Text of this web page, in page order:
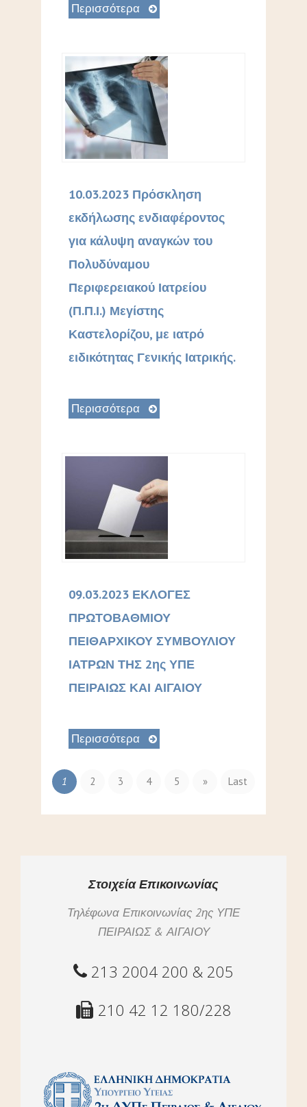
Περισσότερα
10.03.2023 Πρόσκληση
εκδήλωσης ενδιαφέροντος
για κάλυψη αναγκών του
Πολυδύναμου
Περιφερειακού Ιατρείου
(Π.Π.Ι.) Μεγίστης
Καστελορίζου, με ιατρό
ειδικότητας Γενικής Ιατρικής.
Περισσότερα
09.03.2023 ΕΚΛΟΓΕΣ
ΠΡΩΤΟΒΑΘΜΙΟΥ
ΠΕΙΘΑΡΧΙΚΟΥ ΣΥΜΒΟΥΛΙΟΥ
ΙΑΤΡΩΝ ΤΗΣ 2ης ΥΠΕ
ΠΕΙΡΑΙΩΣ ΚΑΙ ΑΙΓΑΙΟΥ
Περισσότερα
1 2 3 4 5 » Last
Στοιχεία Επικοινωνίας
Τηλέφωνα Επικοινωνίας 2ης ΥΠΕ
ΠΕΙΡΑΙΩΣ & ΑΙΓΑΙΟΥ
213 2004 200 & 205
210 42 12 180/228